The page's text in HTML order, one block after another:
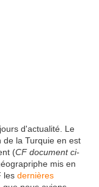
d'actualité. Le
de la Turquie en est
(CF document ci-
mis en
les dernières